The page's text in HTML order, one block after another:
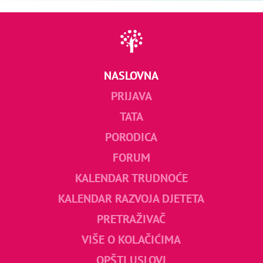
NASLOVNA
PRIJAVA
TATA
PORODICA
FORUM
KALENDAR TRUDNOĆE
KALENDAR RAZVOJA DJETETA
PRETRAŽIVAČ
VIŠE O KOLAČIĆIMA
OPŠTI USLOVI